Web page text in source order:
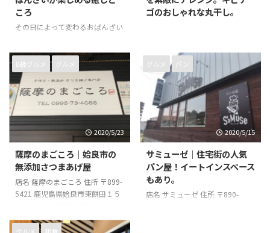
ころ
その日によって変わるおばんざい
天然だしにこだわったお料理にピ
ッタリの日本酒が楽しめます。
店名 旬菜あじはね 住所 〒890-
0053 鹿児島県鹿児島市中央町
25‐13カナン中央町A館1階 電話
17:00～24:00 店休日 日曜日
ゴのおしゃれな丸干し。
B級グルメ グルメ
2020/5/23
薩摩のまごころ｜姶良市の
無添加さつまあげ屋
店名 薩摩のまごころ 住所 〒899-
5421 鹿児島県姶良市東餅田１５
4088 営業時間 8時00分～17時00
分 店休日 日曜日
グルメ パン
2020/5/15
サミューゼ｜住宅街の人気
パン屋！イートインスペース
もあり。
店名 サミューゼ 住所 〒890-